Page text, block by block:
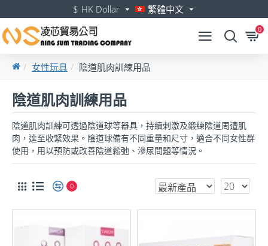
$ HK Dollar 繁體中文
0
女性玩具 陰道肌肉訓練用品
陰道肌肉訓練用品
陰道肌肉訓練可透過陰道球等器具，持續刺激及鍛練陰道周遭肌
肉，達至收緊效果。陰道球備有不同重量和尺寸，適合不同女性群
使用，用以預防或改善陰道鬆弛、滲尿問題等情況。
0